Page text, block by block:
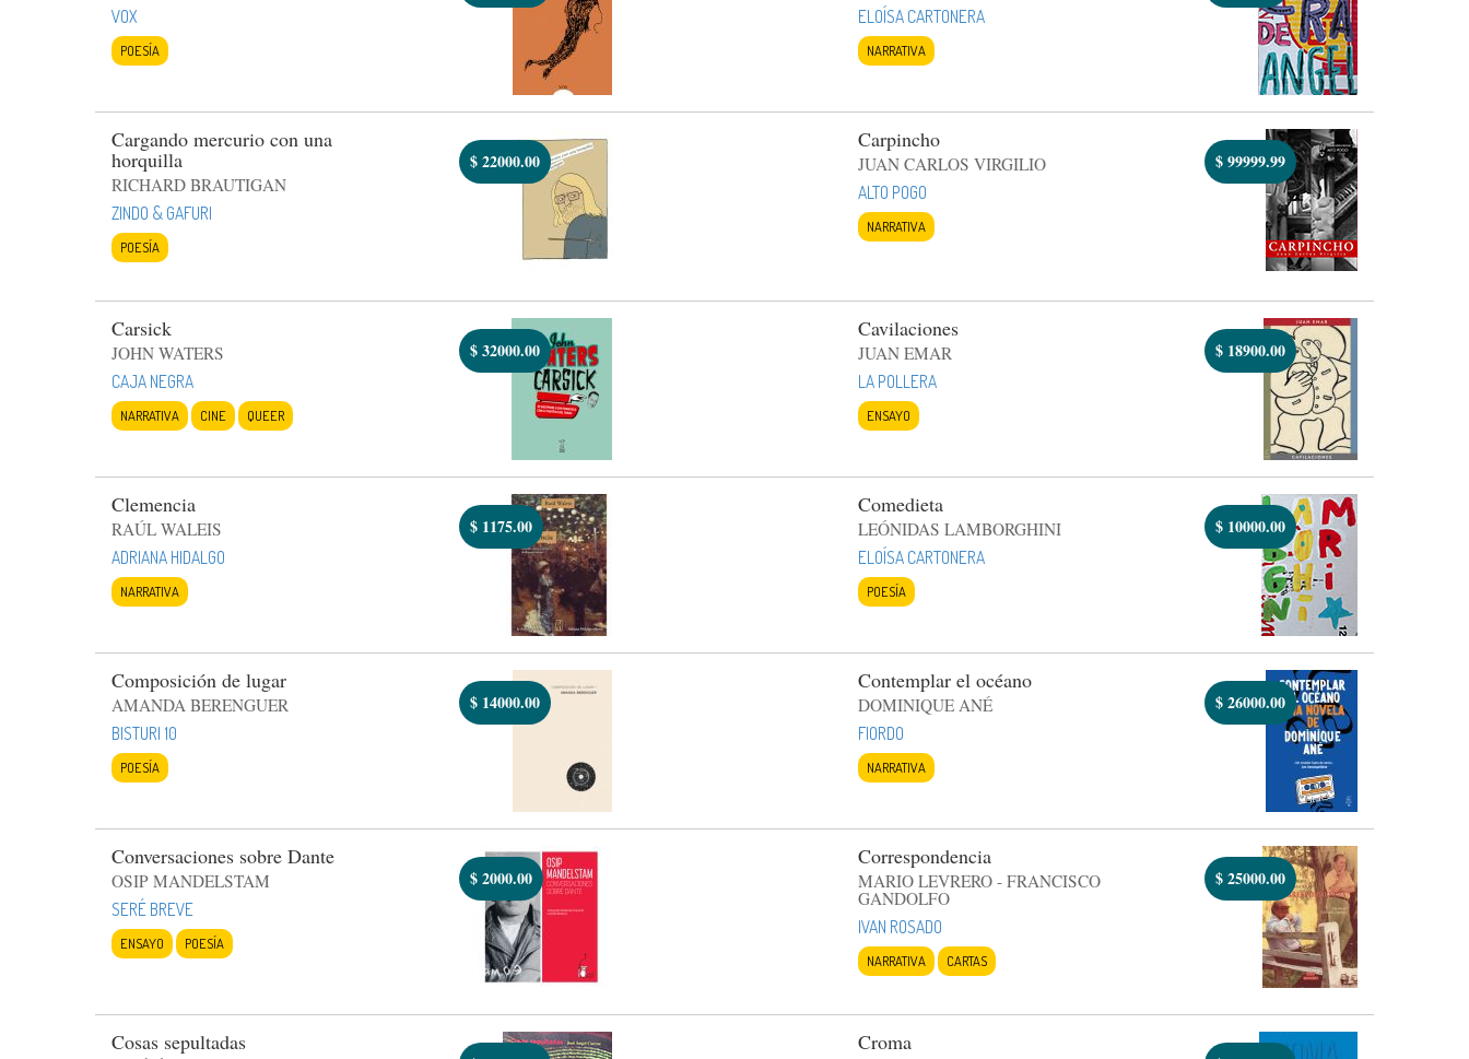
VOX
POESÍA
ELOÍSA CARTONERA
NARRATIVA
Cargando mercurio con una
horquilla
RICHARD BRAUTIGAN
ZINDO & GAFURI
POESÍA
$22000.00
Carpincho
JUAN CARLOS VIRGILIO
ALTO POGO
NARRATIVA
$99999.99
Carsick
JOHN WATERS
CAJA NEGRA
NARRATIVA CINE QUEER
$32000.00
Cavilaciones
JUAN EMAR
LA POLLERA
ENSAYO
$ 18900.00
Clemencia
RAÚL WALEIS
ADRIANA HIDALGO
NARRATIVA
$1175.00
Comedieta
LEÓNIDAS LAMBORGHINI
ELOÍSA CARTONERA
POESÍA
$ 10000.00
Composición de lugar
AMANDA BERENGUER
BISTURI 10
POESÍA
$14000.00
Contemplar el océano
DOMINIQUE ANÉ
FIORDO
NARRATIVA
$26000.00
Conversaciones sobre Dante
OSIP MANDELSTAM
SERÉ BREVE
ENSAYO POESÍA
$2000.00
Correspondencia
MARIO LEVRERO - FRANCISCO
GANDOLFO
IVAN ROSADO
NARRATIVA CARTAS
$25000.00
Cosas sepultadas Croma